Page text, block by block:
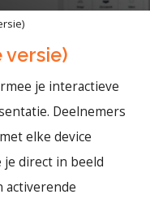
versie)
je interactieve
Deelnemers
elke device
je direct in beeld
activerende